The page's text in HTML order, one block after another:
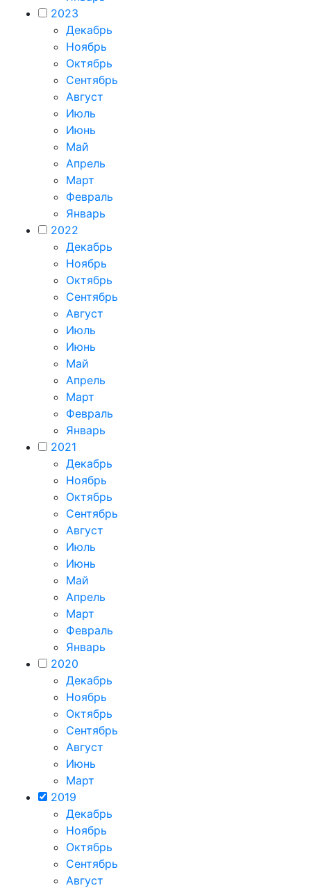
2023
Декабрь
Ноябрь
Октябрь
Сентябрь
Август
Июль
Июнь
Май
Апрель
Март
Февраль
Январь
2022
Декабрь
Ноябрь
Октябрь
Сентябрь
Август
Июль
Июнь
Май
Апрель
Март
Февраль
Январь
2021
Декабрь
Ноябрь
Октябрь
Сентябрь
Август
Июль
Июнь
Май
Апрель
Март
Февраль
Январь
2020
Декабрь
Ноябрь
Октябрь
Сентябрь
Август
Июнь
Март
2019
Декабрь
Ноябрь
Октябрь
Сентябрь
Август